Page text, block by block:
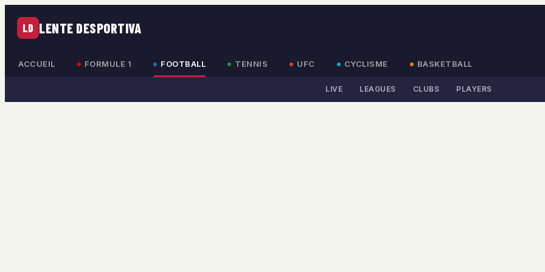
LD LENTE DESPORTIVA
ACCUEIL FORMULE 1 FOOTBALL TENNIS UFC CYCLISME BASKETBALL
LIVE LEAGUES CLUBS PLAYERS